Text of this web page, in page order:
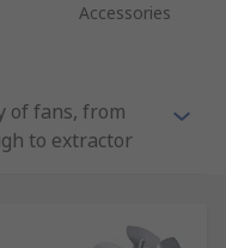
Accessories
of fans, from
to extractor